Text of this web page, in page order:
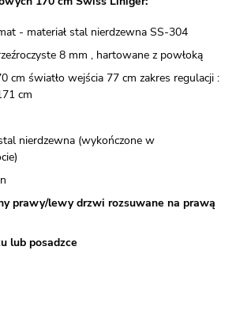
- materiał stal nierdzewna SS-304
8 mm , hartowane z powłoką
cm światło wejścia 77 cm zakres regulacji :
cm
nierdzewna (wykończone w
prawy/lewy drzwi rozsuwane na prawą
lub posadzce